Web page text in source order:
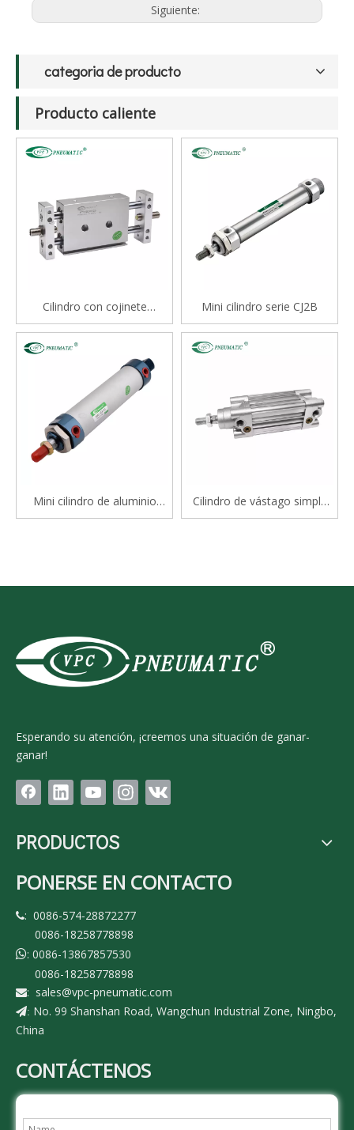
Siguiente:
categoria de producto
Producto caliente
Cilindro con cojinete
deslizante tipo varilla doble
serie STM
Mini cilindro serie CJ2B
Mini cilindro de aluminio
serie Mal
Cilindro de vástago simple
estándar de doble efecto
Esperando su atención, ¡creemos una situación de ganar-
ganar!
PRODUCTOS
PONERSE EN CONTACTO
: 0086-574-28872277
0086-18258778898
: 0086-13867857530
0086-18258778898
: sales@vpc-pneumatic.com
: No. 99 Shanshan Road, Wangchun Industrial Zone, Ningbo,
China
CONTÁCTENOS